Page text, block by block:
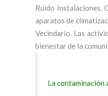
Ruido Instalaciones.
aparatos de
Vecindario. Las
bienestar de la
La contaminación